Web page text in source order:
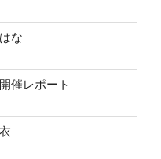
な
催レポート